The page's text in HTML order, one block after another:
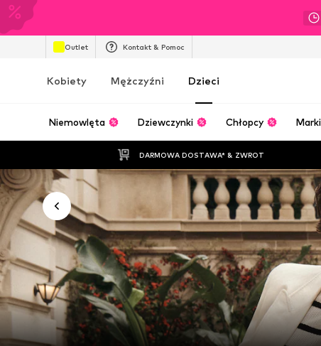
Outlet Kontakt & Pomoc
Kobiety Mężczyźni Dzieci
Niemowlęta Dziewczynki Chłopcy Marki
DARMOWA DOSTAWA* & ZWROT